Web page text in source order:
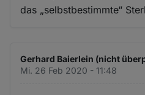
das „selbstbestimmte“
Gerhard Baierlein (nicht
Mi. 26 Feb 2020 - 11:48